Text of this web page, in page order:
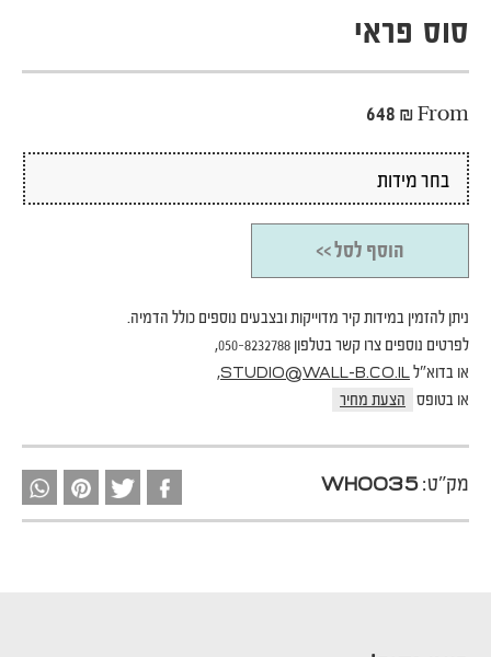
סוס פראי
From
648 ₪
הוסף לסל >>
ניתן להזמין במידות קיר מדוייקות ובצבעים נוספים כולל הדמיה.
לפרטים נוספים צרו קשר בטלפון 050-8232788,
או בדוא"לSTUDIO@WALL-B.CO.IL
,
או בטופס
הצעת מחיר
מק"ט:WH0035